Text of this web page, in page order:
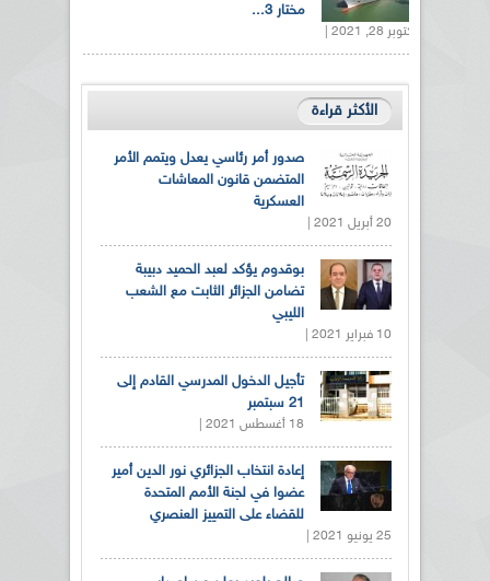
مختار 3...
أكتوبر 28, 2021 |
الأكثر قراءة
صدور أمر رئاسي يعدل ويتمم الأمر
المتضمن قانون المعاشات
العسكرية
20 أبريل 2021 |
بوقدوم يؤكد لعبد الحميد دبيبة
تضامن الجزائر الثابت مع الشعب
الليبي
10 فبراير 2021 |
تأجيل الدخول المدرسي القادم إلى
21 سبتمبر
18 أغسطس 2021 |
إعادة انتخاب الجزائري نور الدين أمير
عضوا في لجنة الأمم المتحدة
للقضاء على التمييز العنصري
25 يونيو 2021 |